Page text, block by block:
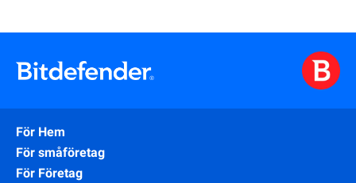
För Hem
För småföretag
För Företag